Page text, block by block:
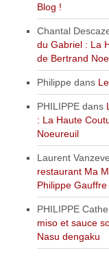
Blog !
Chantal
du Gabriel : La
de Bertrand
Philippe dans
PHILIPPE dans
: La Haute
Noeureuil
Laurent
restaurant Ma
Philippe
PHILIPPE
miso et sauce
Nasu dengaku